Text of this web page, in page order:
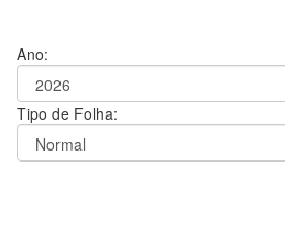
Ano:
Tipo de Folha: